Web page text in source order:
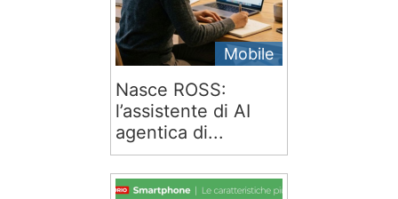
Mobile
Nasce ROSS:
l’assistente di AI
agentica di...